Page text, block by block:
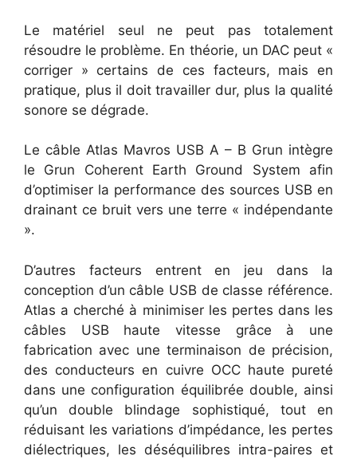
Le matériel seul ne peut pas totalement
résoudre le problème. En théorie, un DAC peut «
corriger » certains de ces facteurs, mais en
pratique, plus il doit travailler dur, plus la qualité
sonore se dégrade.
Le câble Atlas Mavros USB A – B Grun intègre
le Grun Coherent Earth Ground System afin
d’optimiser la performance des sources USB en
drainant ce bruit vers une terre « indépendante
».
D’autres facteurs entrent en jeu dans la
conception d’un câble USB de classe référence.
Atlas a cherché à minimiser les pertes dans les
câbles USB haute vitesse grâce à une
fabrication avec une terminaison de précision,
des conducteurs en cuivre OCC haute pureté
dans une configuration équilibrée double, ainsi
qu’un double blindage sophistiqué, tout en
réduisant les variations d’impédance, les pertes
diélectriques, les déséquilibres intra-paires et